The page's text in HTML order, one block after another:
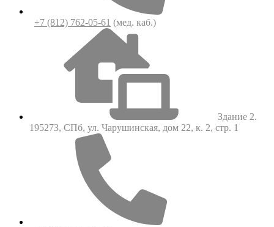
+7 (812) 762-05-61 (мед. каб.)
Здание 2.
195273, СПб, ул. Чарушинская, дом 22, к. 2, стр. 1